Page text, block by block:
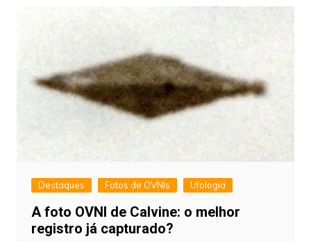
Destaques Fotos de OVNIs Ufologia
A foto OVNI de Calvine: o melhor
registro já capturado?